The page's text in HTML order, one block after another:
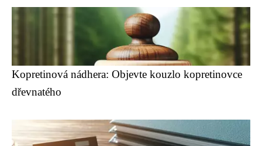
Kopretinová nádhera: Objevte kouzlo kopretinovce
dřevnatého